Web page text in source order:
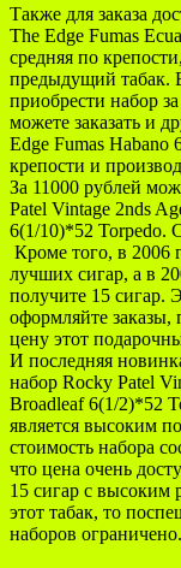
Также для заказа
The Edge Fumas
средняя по
предыдущий табак.
приобрести набор
можете заказать и
Edge Fumas Habano
крепости и
За 11000 рублей
Patel Vintage 2nds
6(1/10)*52 Torpedo.
Кроме того, в 2006
лучших сигар, а в
получите 15 сигар.
оформляйте заказы,
цену этот
И последняя
набор Rocky Patel
Broadleaf 6(1/2)*52
является высоким
стоимость набора
что цена очень
15 сигар с высоким
этот табак, то
наборов ограничено.